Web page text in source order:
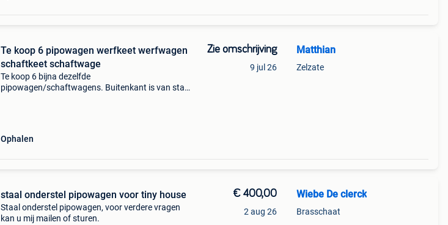
Te koop 6 pipowagen werfkeet werfwagen
schaftkeet schaftwage
Te koop 6 bijna dezelfde
pipowagen/schaftwagens. Buitenkant is van staal.
Ophalen
Zie omschrijving
9 jul 26
Matthian
Zelzate
staal onderstel pipowagen voor tiny house
Staal onderstel pipowagen, voor verdere vragen
kan u mij mailen of sturen.
€ 400,00
2 aug 26
Wiebe De clerck
Brasschaat